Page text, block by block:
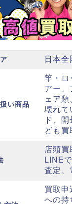
日本全
い商品
竿・ロ
アー、
ェア類
壊れて
ド、
ども買
店頭買
LINE
査定、
買取申
への持